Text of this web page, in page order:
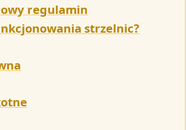
regulamin
strzelnic?